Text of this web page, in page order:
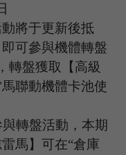
將于更新後抵
可參與機體轉盤
轉盤獲取【高級
聯動機體卡池使
轉盤活動，本期
馬】可在“倉庫